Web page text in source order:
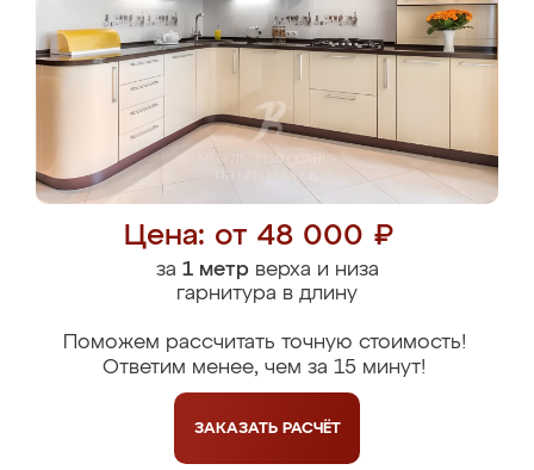
Цена: от 48 000 ₽
за 1 метрверха и низа
гарнитура в длину
Поможем рассчитать точную стоимость!
Ответим менее, чем за 15 минут!
ЗАКАЗАТЬ РАСЧЁТ